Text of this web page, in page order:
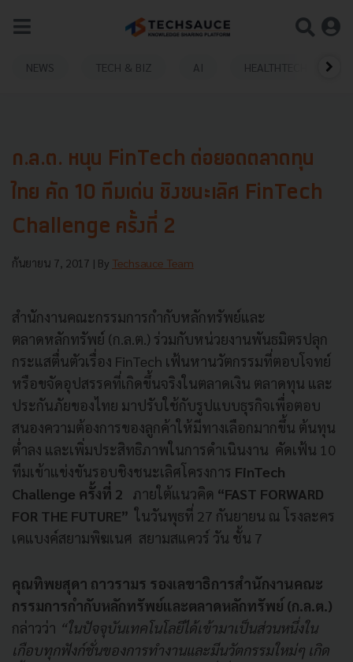
NEWS TECH & BIZ AI HEALTHTECH
ก.ล.ต. หนุน FinTech ต่อยอดตลาดทุน
ไทย คัด 10 ทีมเด่น ชิงชนะเลิศ FinTech
Challenge ครั้งที่ 2
กันยายน 7, 2017 | By Techsauce Team
สำนักงานคณะกรรมการกำกับหลักทรัพย์และ
ตลาดหลักทรัพย์ (ก.ล.ต.) ร่วมกับหน่วยงานพันธมิตรปลุก
กระแสตื่นตัวเรื่อง FinTech เฟ้นหานวัตกรรมที่ตอบโจทย์
หรือขจัดอุปสรรคที่เกิดขึ้นจริงในตลาดเงิน ตลาดทุน และ
ประกันภัยของไทย มาปรับใช้กับรูปแบบธุรกิจเพื่อตอบ
สนองความต้องการของลูกค้าให้มีทางเลือกมากขึ้น ต้นทุน
ต่ำลง และเพิ่มประสิทธิภาพในการดำเนินงาน คัดเฟ้น 10
ทีมเข้าแข่งขันรอบชิงชนะเลิศโครงการ FinTech
Challenge ครั้งที่ 2 ภายใต้แนวคิด “FAST FORWARD
FOR THE FUTURE” ในวันพุธที่ 27 กันยายน ณ โรงละคร
เคแบงค์สยามพิฆเนศ สยามสแควร์ วัน ชั้น 7
คุณทิพยสุดา ถาวรามร รองเลขาธิการสำนักงานคณะ
กรรมการกำกับหลักทรัพย์และตลาดหลักทรัพย์ (ก.ล.ต.)
กล่าวว่า “ในปัจจุบันเทคโนโลยีได้เข้ามาเป็นส่วนหนึ่งใน
เกือบทุกฟังก์ชั่นของการทำงานและมีนวัตกรรมใหม่ๆ เกิด